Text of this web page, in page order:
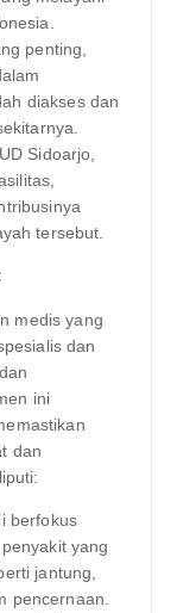
penting,
diakses dan
Sidoarjo,
tersebut.
medis yang
dan
ini
dan
berfokus
yang
jantung,
pencernaan.